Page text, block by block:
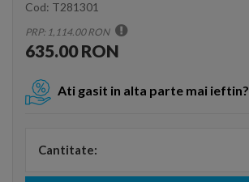
Cod: T281301
PRP: 1,114.00 RON
635.00 RON
Ati gasit in alta parte mai ieftin?
Cantitate: